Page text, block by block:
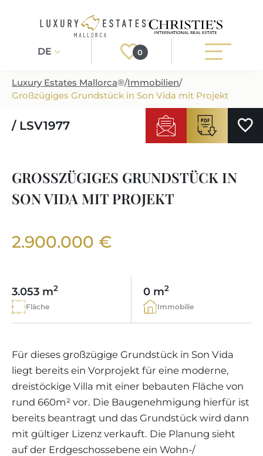
DE 0
Registrieren Login
ALLE IMMOBILIEN
BAUPROJEKTE
LUXUSIMMOBILIEN
APARTMENTANLAGEN
SERVICE
UNSER SERVICE
IMMOBILIEN VERKAUFEN
BOUTIQUE-HOTEL-VERKAUFEN
LIVE VIDEO BESICHTIGUNG
ENERGIEZERTIFIKAT
FAQ
ÜBER UNS
IMMOBILIENMAKLER IN PORT ANDRATX
IMMOBILIENMAKLER IN PORTALS
UNSER TEAM
KUNDENSTIMMEN
MAKLER WERDEN
KONTAKT
REGION SANTA PONSA
LIFESTYLE AUF MALLORCA
MALLORCA KULINARISCH
FREIZEITAKTIVITÄTEN AUF MALLORCA
SCHULEN AUF MALLORCA
MAGAZIN
CHRISTIE'S
KONTAKT
Luxury Estates Mallorca®/Immobilien/
Großzügiges Grundstück in Son Vida mit Projekt
/ LSV1977
GROSSZÜGIGES GRUNDSTÜCK IN S
ON VIDA MIT PROJEKT
2.900.000 €
3.053 m2
Fläche
0 m2
Immobilie
Für dieses großzügige Grundstück in Son Vida
liegt bereits ein Vorprojekt für eine moderne,
dreistöckige Villa mit einer bebauten Fläche von
rund 660m² vor. Die Baugenehmigung hierfür ist
bereits beantragt und das Grundstück wird dann
mit gültiger Lizenz verkauft. Die Planung sieht
auf der Erdgeschossebene ein Wohn-/